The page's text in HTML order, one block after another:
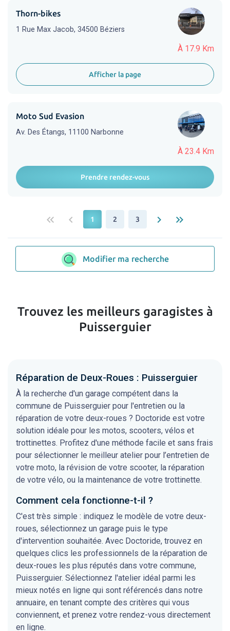
À 17.9 Km
Thorn-bikes
1 Rue Max Jacob, 34500 Béziers
Afficher la page
À 23.4 Km
Moto Sud Evasion
Av. Des Étangs, 11100 Narbonne
Prendre rendez-vous
keyboard_double_arrow_left keyboard_arrow_left 1 2 3 keyboard_arrow_right keyboard_double_arrow_right
Modifier ma recherche
Trouvez les meilleurs garagistes à
Puisserguier
Réparation de Deux-Roues : Puisserguier
À la recherche d'un garage compétent dans la
commune de Puisserguier pour l'entretien ou la
réparation de votre deux-roues ? Doctoride est votre
solution idéale pour les motos, scooters, vélos et
trottinettes. Profitez d'une méthode facile et sans frais
pour sélectionner le meilleur atelier pour l’entretien de
votre moto, la révision de votre scooter, la réparation
de votre vélo, ou la maintenance de votre trottinette.
Comment cela fonctionne-t-il ?
C'est très simple : indiquez le modèle de votre deux-
roues, sélectionnez un garage puis le type
d'intervention souhaitée. Avec Doctoride, trouvez en
quelques clics les professionnels de la réparation de
deux-roues les plus réputés dans votre commune,
Puisserguier. Sélectionnez l'atelier idéal parmi les
mieux notés en ligne qui sont référencés dans notre
annuaire, en tenant compte des critères qui vous
conviennent, et prenez votre rendez-vous directement
en ligne.